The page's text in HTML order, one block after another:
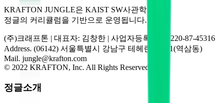
KRAFTON JUNGLE은 KAIST SW사관학교
정글의 커리큘럼을 기반으로 운영됩니다.
(주)크래프톤 | 대표자: 김창한 | 사업자등록번호: 220-87-45316
Address. (06142) 서울특별시 강남구 테헤란로 231(역삼동)
Mail. jungle@krafton.com
© 2022 KRAFTON, Inc. All Rights Reserved
정글소개